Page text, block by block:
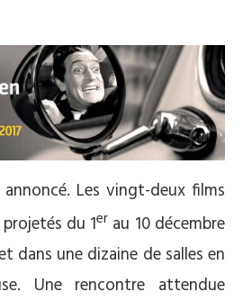
Les vingt-deux films
du 1er au 10 décembre
dans une dizaine de salles en
Une rencontre attendue